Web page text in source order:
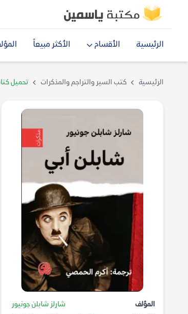
الرئيسية الأقسام الأكثر مبيعاً
الرئيسية كتب السير والتراجم والمذكرات تحميل
المؤلف
شارلز شابلن جونيور